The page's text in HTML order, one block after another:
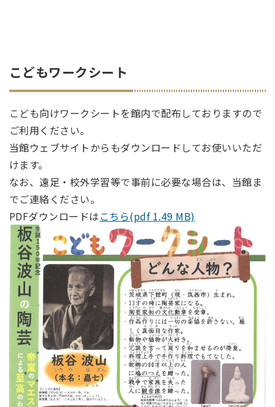
こどもワークシート
こども向けワークシートを館内で配布しておりますので
ご利用ください。
当館ウェブサイトからもダウンロードしてお使いいただ
けます。
なお、遠足・校外学習等で事前に必要な場合は、当館ま
でご連絡ください。
PDFダウンロードはこちら(pdf 1.49 MB)